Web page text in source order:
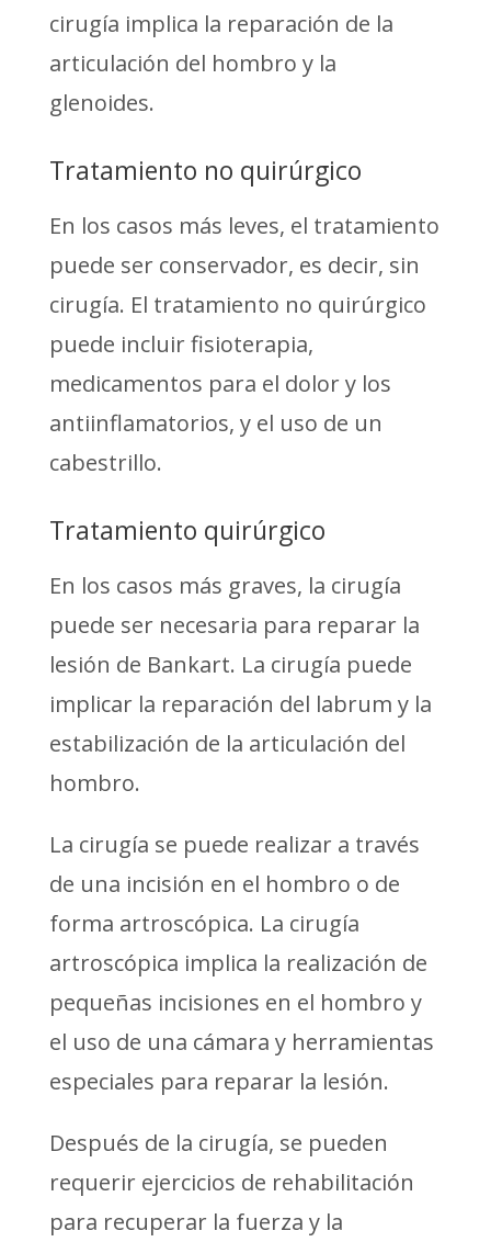
cirugía implica la reparación de la
articulación del hombro y la
glenoides.
Tratamiento no quirúrgico
En los casos más leves, el tratamiento
puede ser conservador, es decir, sin
cirugía. El tratamiento no quirúrgico
puede incluir fisioterapia,
medicamentos para el dolor y los
antiinflamatorios, y el uso de un
cabestrillo.
Tratamiento quirúrgico
En los casos más graves, la cirugía
puede ser necesaria para reparar la
lesión de Bankart. La cirugía puede
implicar la reparación del labrum y la
estabilización de la articulación del
hombro.
La cirugía se puede realizar a través
de una incisión en el hombro o de
forma artroscópica. La cirugía
artroscópica implica la realización de
pequeñas incisiones en el hombro y
el uso de una cámara y herramientas
especiales para reparar la lesión.
Después de la cirugía, se pueden
requerir ejercicios de rehabilitación
para recuperar la fuerza y la